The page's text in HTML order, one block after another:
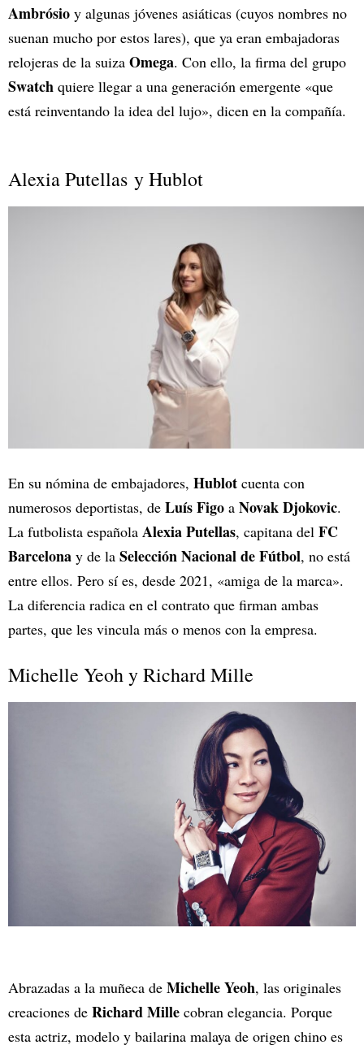
Ambrósio y algunas jóvenes asiáticas (cuyos nombres no
suenan mucho por estos lares), que ya eran embajadoras
relojeras de la suiza Omega. Con ello, la firma del grupo
Swatch quiere llegar a una generación emergente «que
está reinventando la idea del lujo», dicen en la compañía.
Alexia Putellas y Hublot
En su nómina de embajadores, Hublot cuenta con
numerosos deportistas, de Luís Figo a Novak Djokovic.
La futbolista española Alexia Putellas, capitana del FC
Barcelona y de la Selección Nacional de Fútbol, no está
entre ellos. Pero sí es, desde 2021, «amiga de la marca».
La diferencia radica en el contrato que firman ambas
partes, que les vincula más o menos con la empresa.
Michelle Yeoh y Richard Mille
Abrazadas a la muñeca de Michelle Yeoh, las originales
creaciones de Richard Mille cobran elegancia. Porque
esta actriz, modelo y bailarina malaya de origen chino es